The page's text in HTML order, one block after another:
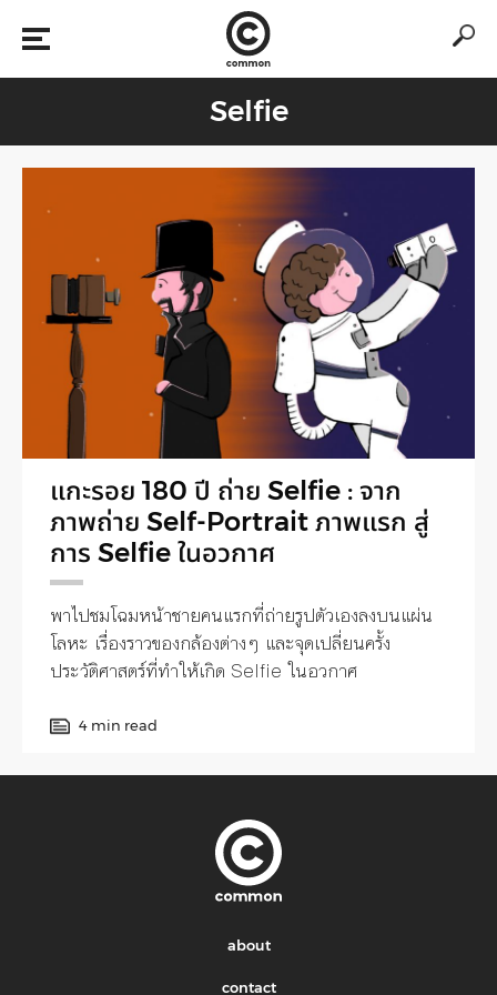
Selfie
แกะรอย 180 ปี ถ่าย Selfie : จาก
ภาพถ่าย Self-Portrait ภาพแรก สู่
การ Selfie ในอวกาศ
พาไปชมโฉมหน้าชายคนแรกที่ถ่ายรูปตัวเองลงบนแผ่น
โลหะ เรื่องราวของกล้องต่างๆ และจุดเปลี่ยนครั้ง
ประวัติศาสตร์ที่ทำให้เกิด Selfie ในอวกาศ
4 min read
about
contact